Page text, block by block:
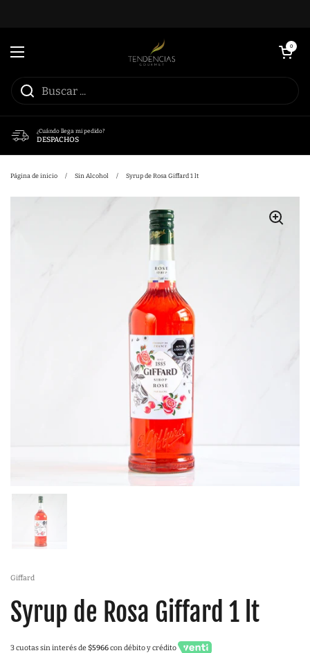
Abrir menú
Abrir carrito
0
¿Cuándo llega mi pedido?
DESPACHOS
Página de inicio / Sin Alcohol / Syrup de Rosa Giffard 1 lt
Giffard
Syrup de Rosa Giffard 1 lt
3 cuotas sin interés de$5966con débito y crédito